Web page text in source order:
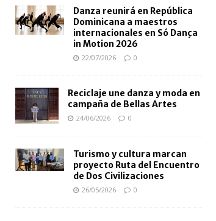
Danza reunirá en República
Dominicana a maestros
internacionales en Só Dança
in Motion 2026
22/07/2026 0
Reciclaje une danza y moda en
campaña de Bellas Artes
24/06/2026 0
Turismo y cultura marcan
proyecto Ruta del Encuentro
de Dos Civilizaciones
26/05/2026 0